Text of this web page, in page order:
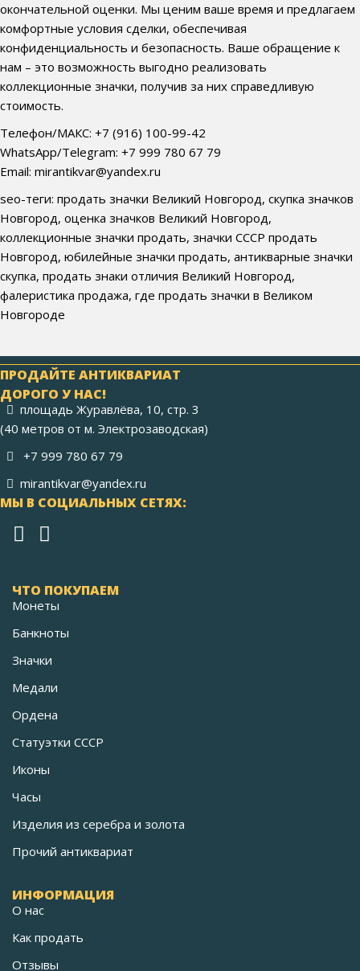
окончательной оценки. Мы ценим ваше время и предлагаем
комфортные условия сделки, обеспечивая
конфиденциальность и безопасность. Ваше обращение к
нам – это возможность выгодно реализовать
коллекционные значки, получив за них справедливую
стоимость.
Телефон/МАКС: +7 (916) 100-99-42
WhatsApp/Telegram: +7 999 780 67 79
Email: mirantikvar@yandex.ru
seo-теги: продать значки Великий Новгород, скупка значков
Новгород, оценка значков Великий Новгород,
коллекционные значки продать, значки СССР продать
Новгород, юбилейные значки продать, антикварные значки
скупка, продать знаки отличия Великий Новгород,
фалеристика продажа, где продать значки в Великом
Новгороде
ПРОДАЙТЕ АНТИКВАРИАТ
ДОРОГО У НАС!
площадь Журавлёва, 10, стр. 3
(40 метров от м. Электрозаводская)
+7 999 780 67 79
mirantikvar@yandex.ru
МЫ В СОЦИАЛЬНЫХ СЕТЯХ:
ЧТО ПОКУПАЕМ
Монеты
Банкноты
Значки
Медали
Ордена
Статуэтки СССР
Иконы
Часы
Изделия из серебра и золота
Прочий антиквариат
ИНФОРМАЦИЯ
О нас
Как продать
Отзывы